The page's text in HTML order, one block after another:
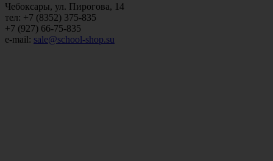
Чебоксары, ул. Пирогова, 14
тел: +7 (8352) 375-835
+7 (927) 66-75-835
e-mail: sale@school-shop.su